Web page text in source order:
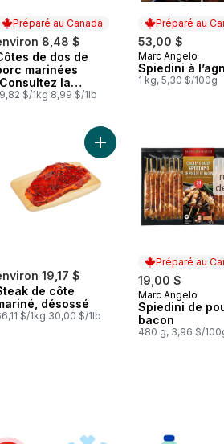
Préparé au Canada
8,48 $
au Canada
de dos de
marinées
la
du
$/1kg 8,99 $/1lb
Préparé au
53,00 $
Préparé au
Marc Angelo
Spiedini à
1 kg, 5,30 $/100g
pour les options de marinade.) au
de 2) au panier
de haut de surlonge de boeuf au
19,17 $
de côte
désossé
$/1kg 30,00 $/1lb
Ajouter Steak de côte
Préparé au
19,00 $
Préparé au
Marc Angelo
Spiedini de
bacon
480 g, 3,96 $/